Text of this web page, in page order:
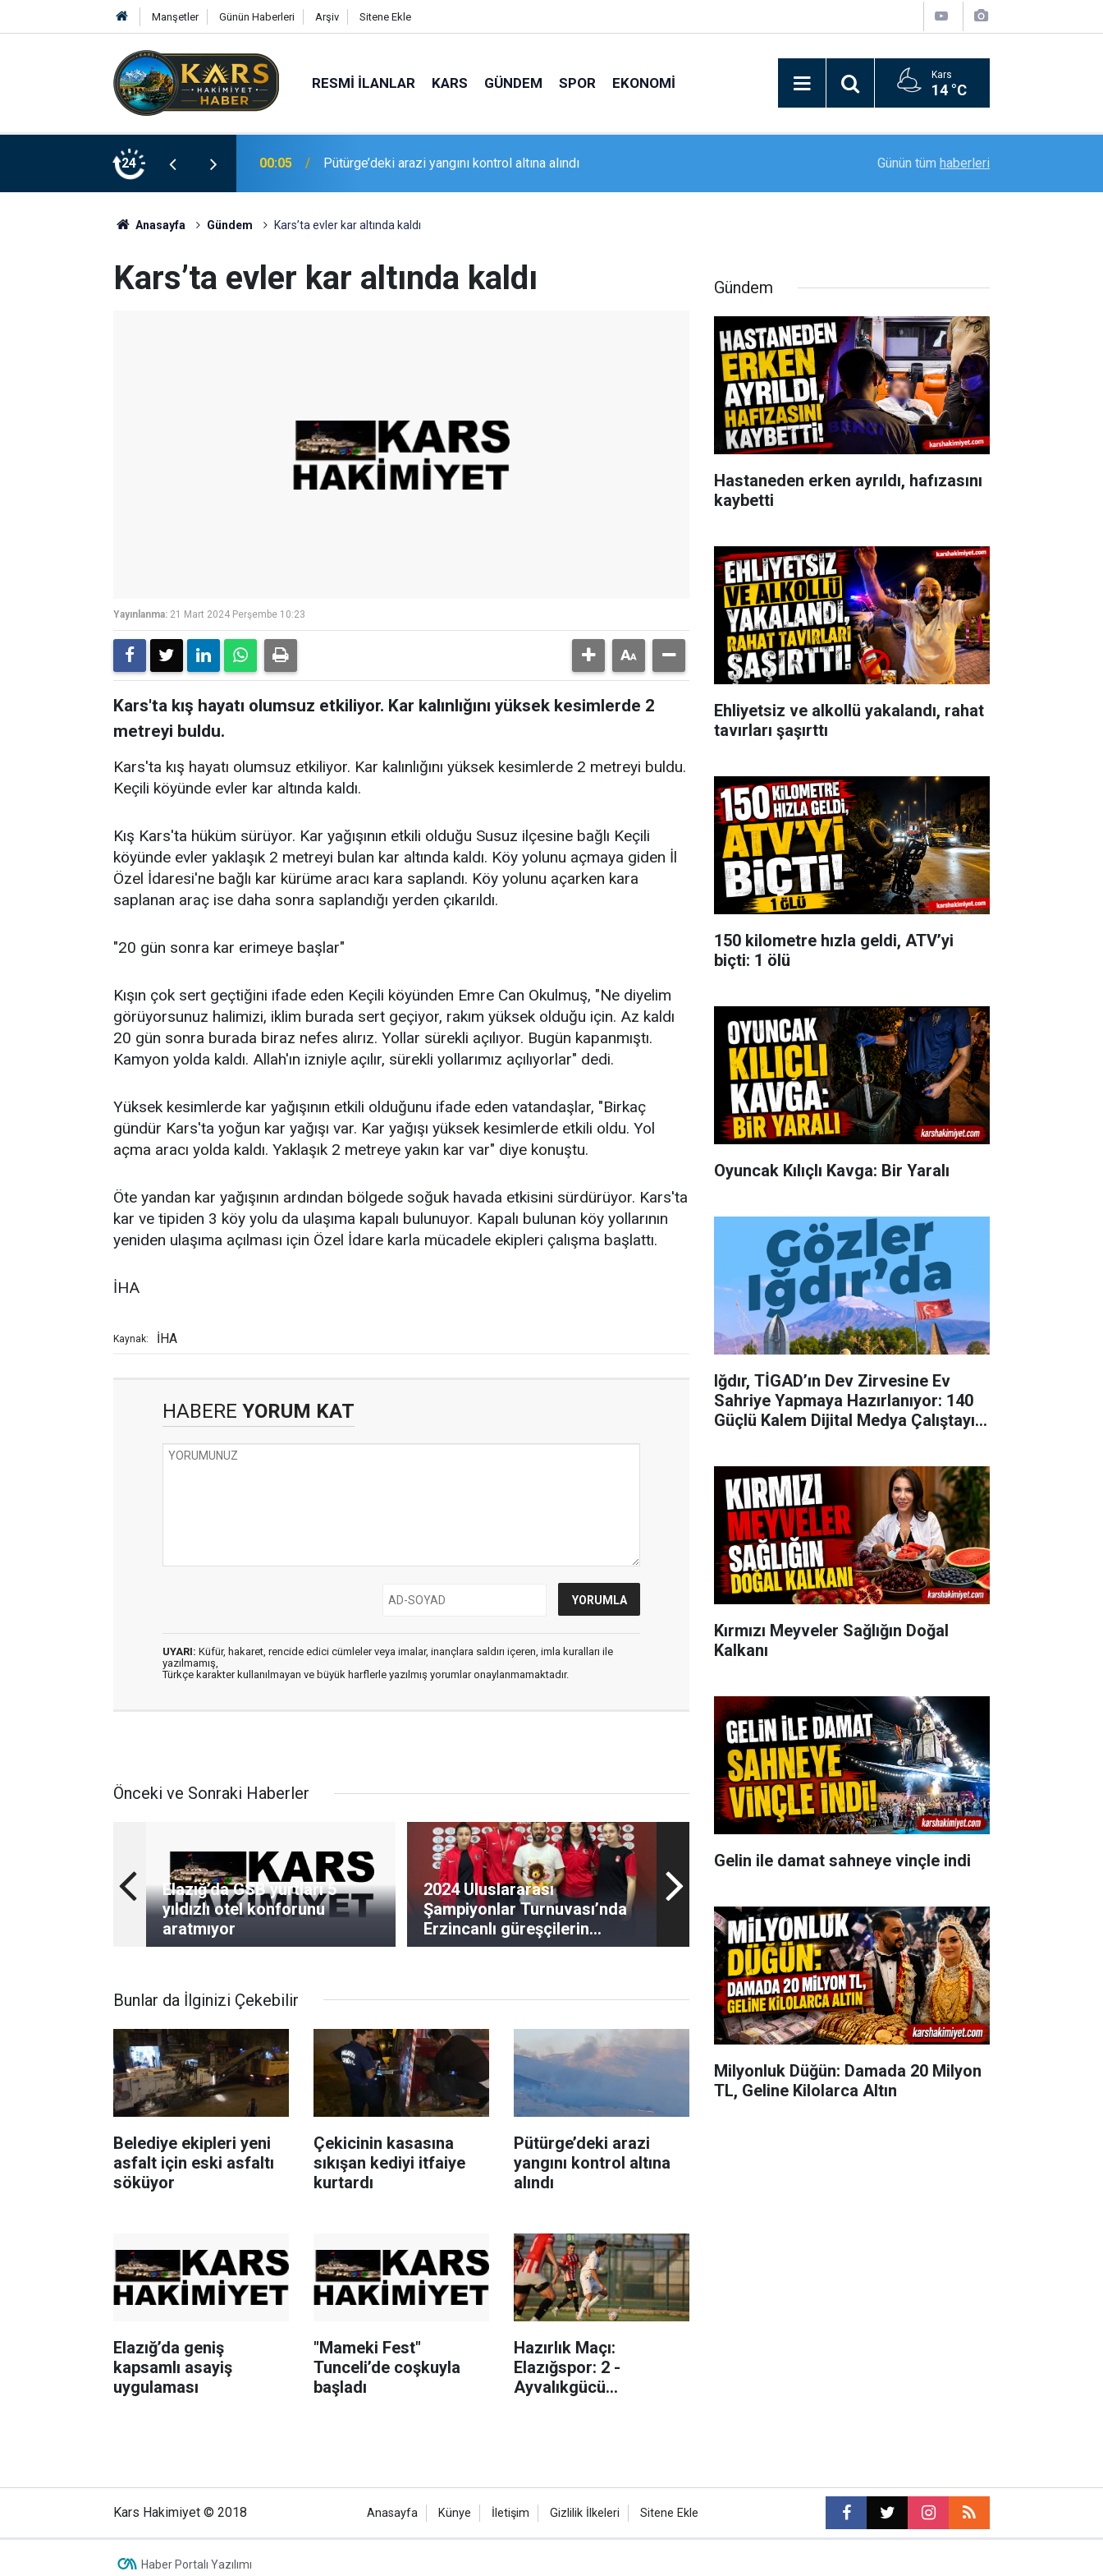
Manşetler Günün Haberleri Arşiv Sitene Ekle
RESMI İLANLAR KARS GÜNDEM SPOR EKONOMI Kars
14 °C
24 23:20 Elazığ’da geniş kapsamlı asayiş uygulaması "Mameki Fest" Tunceli’de coşkuyla başladı
Günün tüm haberleri
Anasayfa Gündem Kars’ta evler kar altında kaldı
Kars’ta evler kar altında kaldı
Yayınlanma: 21 Mart 2024 Perşembe 10:23
Kars'ta kış hayatı olumsuz etkiliyor. Kar kalınlığını yüksek kesimlerde 2
metreyi buldu.
Kars'ta kış hayatı olumsuz etkiliyor. Kar kalınlığını yüksek kesimlerde 2 metreyi buldu.
Keçili köyünde evler kar altında kaldı.
Kış Kars'ta hüküm sürüyor. Kar yağışının etkili olduğu Susuz ilçesine bağlı Keçili
köyünde evler yaklaşık 2 metreyi bulan kar altında kaldı. Köy yolunu açmaya giden İl
Özel İdaresi'ne bağlı kar kürüme aracı kara saplandı. Köy yolunu açarken kara
saplanan araç ise daha sonra saplandığı yerden çıkarıldı.
"20 gün sonra kar erimeye başlar"
Kışın çok sert geçtiğini ifade eden Keçili köyünden Emre Can Okulmuş, "Ne diyelim
görüyorsunuz halimizi, iklim burada sert geçiyor, rakım yüksek olduğu için. Az kaldı
20 gün sonra burada biraz nefes alırız. Yollar sürekli açılıyor. Bugün kapanmıştı.
Kamyon yolda kaldı. Allah'ın izniyle açılır, sürekli yollarımız açılıyorlar" dedi.
Yüksek kesimlerde kar yağışının etkili olduğunu ifade eden vatandaşlar, "Birkaç
gündür Kars'ta yoğun kar yağışı var. Kar yağışı yüksek kesimlerde etkili oldu. Yol
açma aracı yolda kaldı. Yaklaşık 2 metreye yakın kar var" diye konuştu.
Öte yandan kar yağışının ardından bölgede soğuk havada etkisini sürdürüyor. Kars'ta
kar ve tipiden 3 köy yolu da ulaşıma kapalı bulunuyor. Kapalı bulunan köy yollarının
yeniden ulaşıma açılması için Özel İdare karla mücadele ekipleri çalışma başlattı.
İHA
Kaynak: İHA
HABERE YORUM KAT
UYARI: Küfür, hakaret, rencide edici cümleler veya imalar, inançlara saldırı içeren, imla kuralları ile
yazılmamış,
Türkçe karakter kullanılmayan ve büyük harflerle yazılmış yorumlar onaylanmamaktadır.
Önceki ve Sonraki Haberler
Elazığ’da GSB yurtları 5
yıldızlı otel konforunu
aratmıyor
2024 Uluslararası
Şampiyonlar Turnuvası’nda
Erzincanlı güreşçilerin
başarısı
Bunlar da İlginizi Çekebilir
Belediye ekipleri yeni
asfalt için eski asfaltı
söküyor
Çekicinin kasasına
sıkışan kediyi itfaiye
kurtardı
Pütürge’deki arazi
yangını kontrol altına
alındı
Elazığ’da geniş
kapsamlı asayiş
uygulaması
"Mameki Fest"
Tunceli’de coşkuyla
başladı
Hazırlık Maçı:
Elazığspor: 2 -
Ayvalıkgücü
Gündem
Hastaneden erken ayrıldı, hafızasını
kaybetti
Ehliyetsiz ve alkollü yakalandı, rahat
tavırları şaşırttı
150 kilometre hızla geldi, ATV’yi
biçti: 1 ölü
Oyuncak Kılıçlı Kavga: Bir Yaralı
Iğdır, TİGAD’ın Dev Zirvesine Ev
Sahriye Yapmaya Hazırlanıyor: 140
Güçlü Kalem Dijital Medya Çalıştayı
Kırmızı Meyveler Sağlığın Doğal
Kalkanı
Gelin ile damat sahneye vinçle indi
Milyonluk Düğün: Damada 20 Milyon
TL, Geline Kilolarca Altın
Kars Hakimiyet © 2018 Anasayfa Künye İletişim Gizlilik İlkeleri Sitene Ekle
Haber Portalı Yazılımı